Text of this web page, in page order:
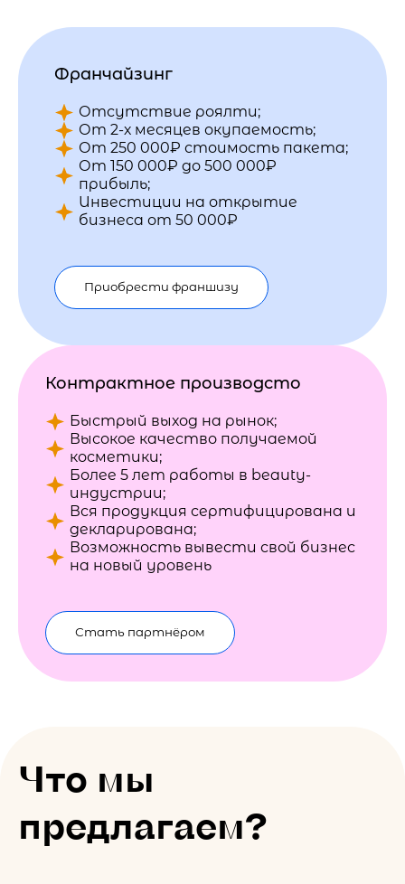
Франчайзинг
Отсутствие роялти;
От 2-х месяцев окупаемость;
От 250 000₽ стоимость пакета;
От 150 000₽ до 500 000₽
прибыль;
Инвестиции на открытие
бизнеса от 50 000₽
Приобрести франшизу
Контрактное производсто
Быстрый выход на рынок;
Высокое качество получаемой
косметики;
Более 5 лет работы в beauty-
индустрии;
Вся продукция сертифицирована и
декларирована;
Возможность вывести свой бизнес
на новый уровень
Стать партнёром
Что мы
предлагаем?